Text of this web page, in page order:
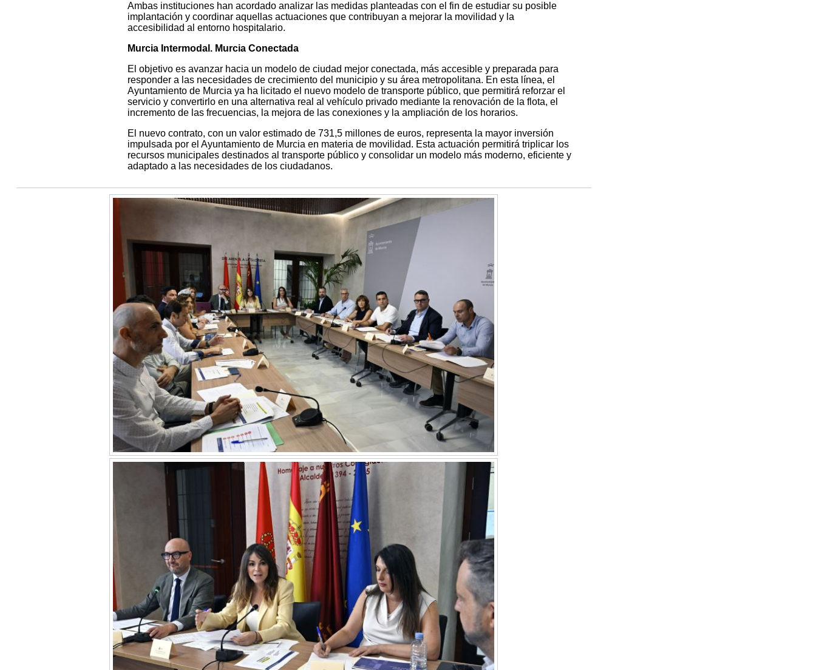
Ambas instituciones han acordado analizar las medidas planteadas con el fin de estudiar su posible
implantación y coordinar aquellas actuaciones que contribuyan a mejorar la movilidad y la
accesibilidad al entorno hospitalario.
Murcia Intermodal. Murcia Conectada
El objetivo es avanzar hacia un modelo de ciudad mejor conectada, más accesible y preparada para
responder a las necesidades de crecimiento del municipio y su área metropolitana. En esta línea, el
Ayuntamiento de Murcia ya ha licitado el nuevo modelo de transporte público, que permitirá reforzar el
servicio y convertirlo en una alternativa real al vehículo privado mediante la renovación de la flota, el
incremento de las frecuencias, la mejora de las conexiones y la ampliación de los horarios.
El nuevo contrato, con un valor estimado de 731,5 millones de euros, representa la mayor inversión
impulsada por el Ayuntamiento de Murcia en materia de movilidad. Esta actuación permitirá triplicar los
recursos municipales destinados al transporte público y consolidar un modelo más moderno, eficiente y
adaptado a las necesidades de los ciudadanos.